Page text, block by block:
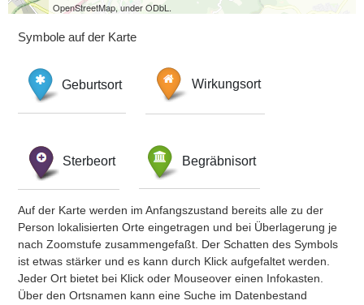
OpenStreetMap, under ODbL.
Symbole auf der Karte
Geburtsort Wirkungsort
Sterbeort Begräbnisort
Auf der Karte werden im Anfangszustand bereits alle zu der
Person lokalisierten Orte eingetragen und bei Überlagerung je
nach Zoomstufe zusammengefaßt. Der Schatten des Symbols
ist etwas stärker und es kann durch Klick aufgefaltet werden.
Jeder Ort bietet bei Klick oder Mouseover einen Infokasten.
Über den Ortsnamen kann eine Suche im Datenbestand